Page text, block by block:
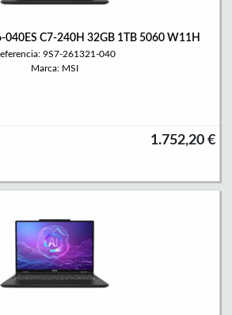
040ES C7-240H 32GB 1TB 5060 W11H
9S7-261321-040
Marca: MSI
1.752,20 €